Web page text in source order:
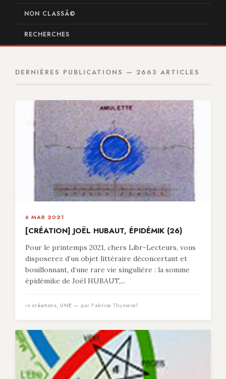
NON CLASSÃ©
RECHERCHES
DERNIÈRES PUBLICATIONS — 2663 ARTICLES
6 MAR 2021
[CRÉATION] JOËL HUBAUT, ÉPIDÉMIK (26)
Pour le printemps 2021, chers Libr-Lecteurs, vous
disposerez d’un objet littéraire déconcertant et
bouillonnant, d’une rare vie singulière : la somme
épidémike de Joël HUBAUT,...
in créations, UNE — par Fabrice Thumerel